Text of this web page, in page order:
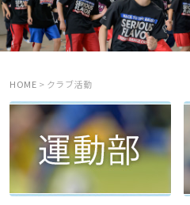
HOME > クラブ活動